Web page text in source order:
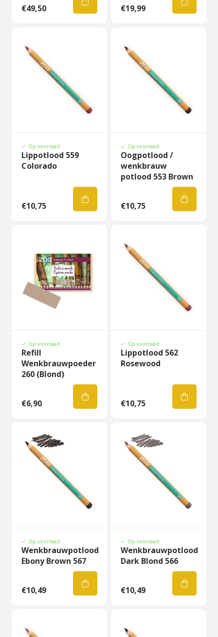
€49,50 €19,99
Op voorraad
Lippotlood 559
Colorado
€10,75
Op voorraad
Oogpotlood /
wenkbrauw
potlood 553 Brown
€10,75
Op voorraad
Refill
Wenkbrauwpoeder
260 (Blond)
€6,90
Op voorraad
Lippotlood 562
Rosewood
€10,75
Op voorraad
Wenkbrauwpotlood
Ebony Brown 567
€10,49
Op voorraad
Wenkbrauwpotlood
Dark Blond 566
€10,49